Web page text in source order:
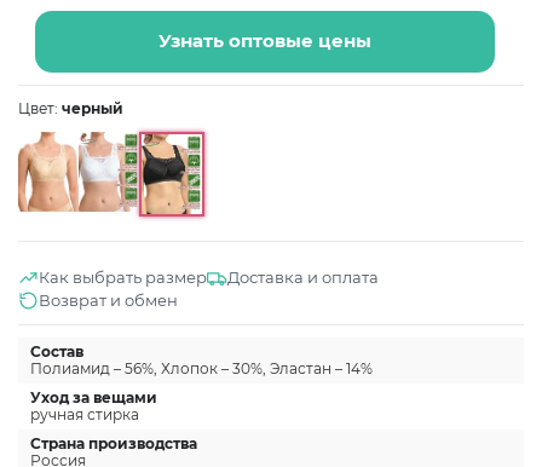
Узнать оптовые цены
Цвет: черный
Как выбрать размер
Доставка и оплата
Возврат и обмен
Состав
Полиамид – 56%, Хлопок – 30%, Эластан – 14%
Уход за вещами
ручная стирка
Страна производства
Россия